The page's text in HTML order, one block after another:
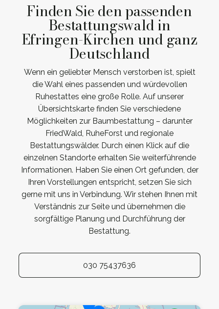
Finden Sie den passenden
Bestattungswald in
Efringen-Kirchen und ganz
Deutschland
Wenn ein geliebter Mensch verstorben ist, spielt
die Wahl eines passenden und würdevollen
Ruhestattes eine große Rolle. Auf unserer
Übersichtskarte finden Sie verschiedene
Möglichkeiten zur Baumbestattung – darunter
FriedWald, RuheForst und regionale
Bestattungswälder. Durch einen Klick auf die
einzelnen Standorte erhalten Sie weiterführende
Informationen. Haben Sie einen Ort gefunden, der
Ihren Vorstellungen entspricht, setzen Sie sich
gerne mit uns in Verbindung. Wir stehen Ihnen mit
Verständnis zur Seite und übernehmen die
sorgfältige Planung und Durchführung der
Bestattung.
030 75437636